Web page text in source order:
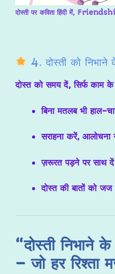
दोस्ती पर कविता हिंदी में,
4. दोस्ती को
दोस्त को समय दें, सिर्फ काम के
बिना मतलब भी हाल-
सराहना करें, आलोचना
ज़रूरत पड़ने पर साथ
दोस्त की बातों को
“दोस्ती निभाने
– जो हर रिश्ता